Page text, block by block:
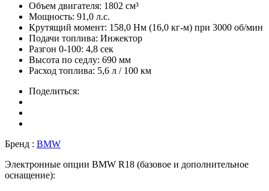
Объем двигателя: 1802 см³
Мощность: 91,0 л.с.
Крутящий момент: 158,0 Нм (16,0 кг-м) при 3000 об/мин
Подачи топлива: Инжектор
Разгон 0-100: 4,8 сек
Высота по седлу: 690 мм
Расход топлива: 5,6 л / 100 км
Поделиться:
Бренд : BMW
Электронные опции BMW R18 (базовое и дополнительное
оснащение):